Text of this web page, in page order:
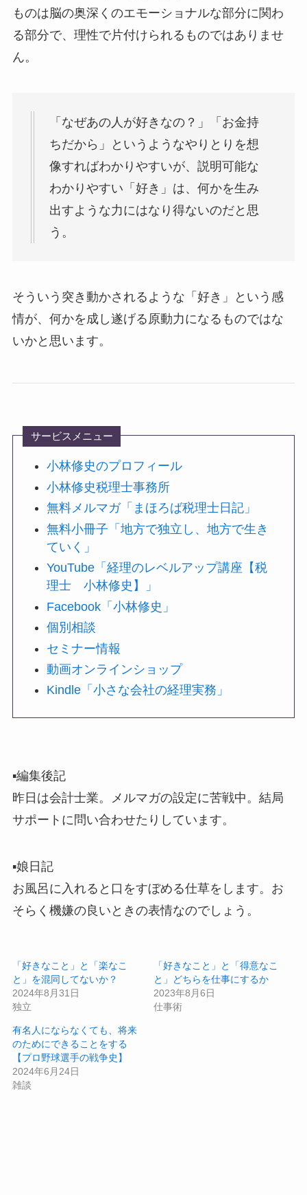
ものは脳の奥深くのエモーショナルな部分に関わ
る部分で、理性で片付けられるものではありませ
ん。
「なぜあの人が好きなの？」「お金持
ちだから」というようなやりとりを想
像すればわかりやすいが、説明可能な
わかりやすい「好き」は、何かを生み
出すような力にはなり得ないのだと思
う。
そういう突き動かされるような「好き」という感
情が、何かを成し遂げる原動力になるものではな
いかと思います。
サービスメニュー
小林修史のプロフィール
小林修史税理士事務所
無料メルマガ「まほろば税理士日記」
無料小冊子「地方で独立し、地方で生き
ていく」
YouTube「経理のレベルアップ講座【税
理士 小林修史】」
Facebook「小林修史」
個別相談
セミナー情報
動画オンラインショップ
Kindle「小さな会社の経理実務」
▪️編集後記
昨日は会計士業。メルマガの設定に苦戦中。結局
サポートに問い合わせたりしています。
▪️娘日記
お風呂に入れると口をすぼめる仕草をします。お
そらく機嫌の良いときの表情なのでしょう。
「好きなこと」と「楽なこ
と」を混同してないか？
2024年8月31日
独立
「好きなこと」と「得意なこ
と」どちらを仕事にするか
2023年8月6日
仕事術
有名人にならなくても、将来
のためにできることをする
【プロ野球選手の戦争史】
2024年6月24日
雑談